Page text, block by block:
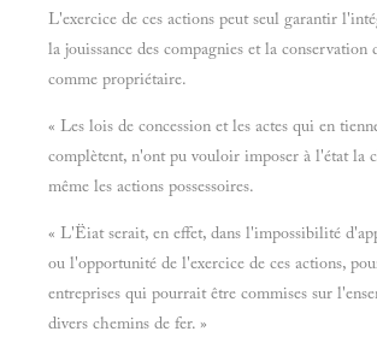
L'exercice de ces actions peut seul garantir
la jouissance des compagnies et la conservation
comme propriétaire.
« Les lois de concession et les actes qui en
complètent, n'ont pu vouloir imposer à l'état la
même les actions possessoires.
« L'Ëiat serait, en effet, dans l'impossibilité
ou l'opportunité de l'exercice de ces actions,
entreprises qui pourrait être commises sur
divers chemins de fer. »